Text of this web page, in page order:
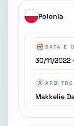
Polonia
DATA E
30/11/2022
ARBITRO
Makkelie